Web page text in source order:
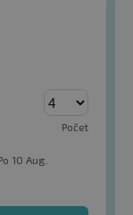
Počet
10 Aug.